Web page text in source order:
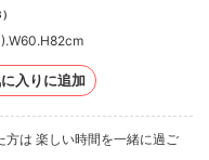
入りに追加
方は 楽しい時間を一緒に過ご